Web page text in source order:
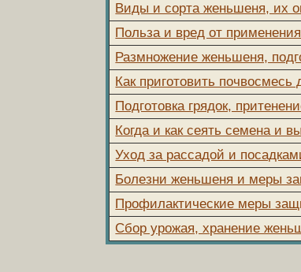
Виды и сорта женьшеня, их
Польза и вред от
Размножение женьшеня,
Как приготовить
Подготовка грядок,
Когда и как сеять семена и
Уход за рассадой и
Болезни женьшеня и меры
Профилактические меры
Сбор урожая, хранение